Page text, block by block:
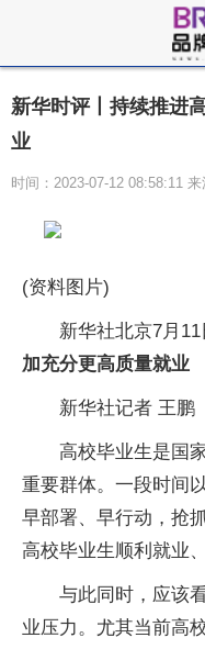
新华时评丨持续推进
业
时间：2023-07-12 08:58:11
(资料图片)
新华社北京7月
加充分更高质量就业
新华社记者 王鹏
高校毕业生是国
重要群体。一段时间
早部署、早行动，抢
高校毕业生顺利就业
与此同时，应该
业压力。尤其当前高